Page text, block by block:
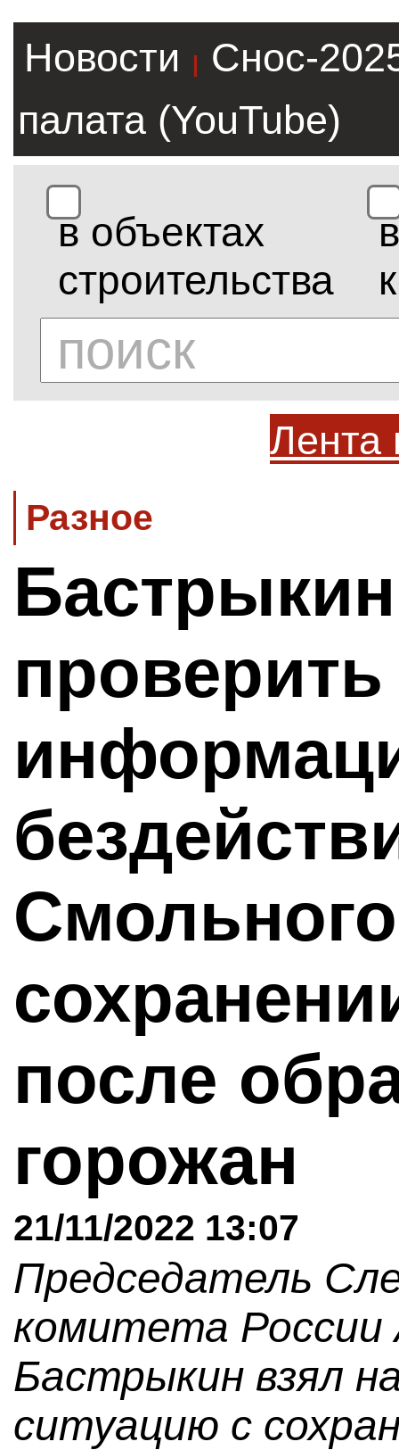
Новости |
Снос-
палата (YouTube)
в объектах
строительства
в
Лента
Разное
проверить
после
горожан
21/11/2022 13:07
Председатель
комитета России
Бастрыкин взял
ситуацию с